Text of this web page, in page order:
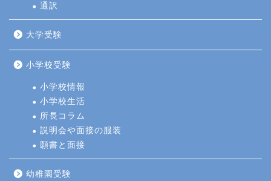
通訳
大学受験
小学校受験
小学校情報
小学校生活
所長コラム
説明会や面接の服装
願書と面接
幼稚園受験